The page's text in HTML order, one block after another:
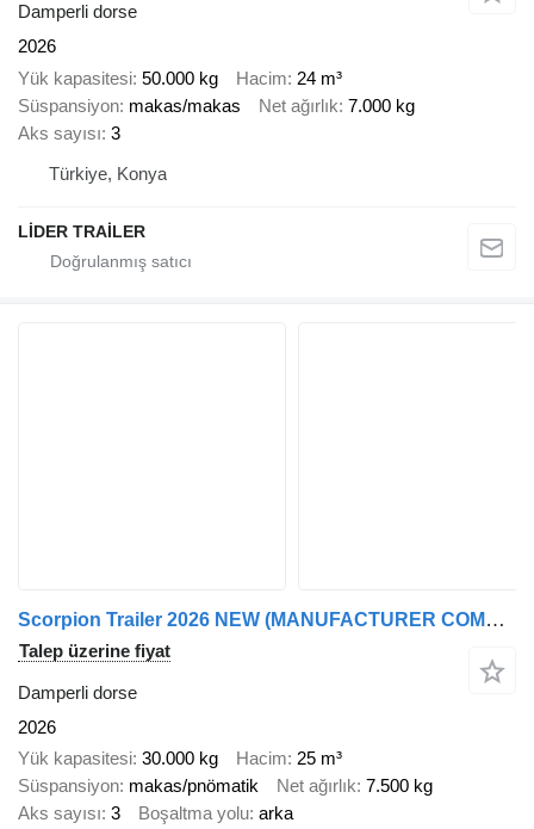
Damperli dorse
2026
Yük kapasitesi 50.000 kg Hacim 24 m³
Süspansiyon makas/makas Net ağırlık 7.000 kg
Aks sayısı 3
Türkiye, Konya
LİDER TRAİLER
Scorpion Trailer 2026 NEW (MANUFACTURER COMPANY)
Talep üzerine fiyat
Damperli dorse
2026
Yük kapasitesi 30.000 kg Hacim 25 m³
Süspansiyon makas/pnömatik Net ağırlık 7.500 kg
Aks sayısı 3 Boşaltma yolu arka